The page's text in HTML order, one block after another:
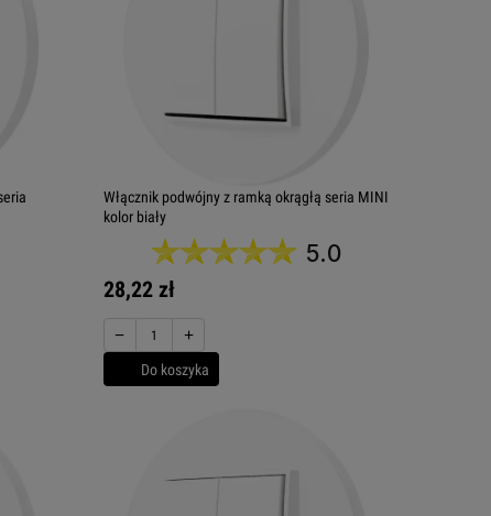
Włącznik podwójny z ramką okrągłą seria MINI
kolor biały
5.0
28,22 zł
− +
Do koszyka